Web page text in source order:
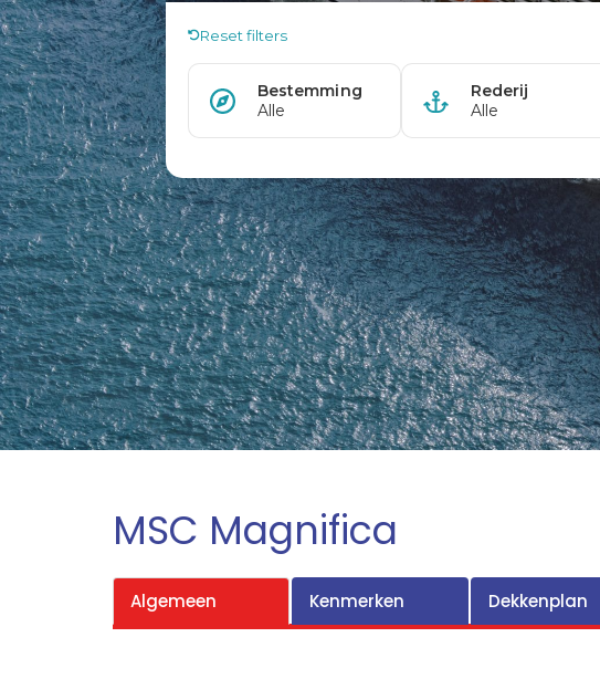
MSC Magnifica
Algemeen Kenmerken Dekkenplan